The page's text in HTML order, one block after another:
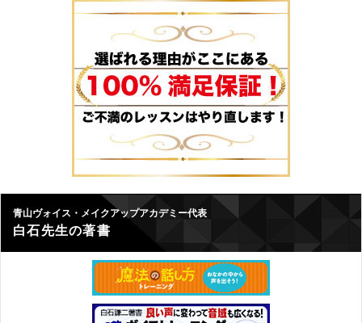
青山ヴォイス・メイクアップアカデミー代表
白石先生の著書